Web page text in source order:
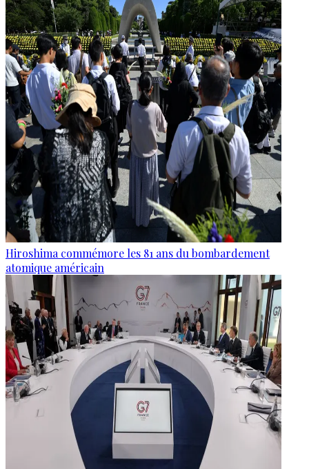
Hiroshima commémore les 81 ans du bombardement
atomique américain